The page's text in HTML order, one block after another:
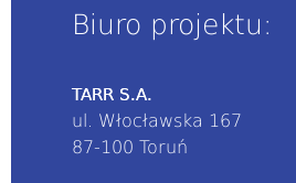
Biuro projektu:
TARR S.A.
ul. Włocławska 167
87-100 Toruń